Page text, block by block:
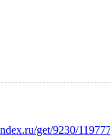
get/9230/